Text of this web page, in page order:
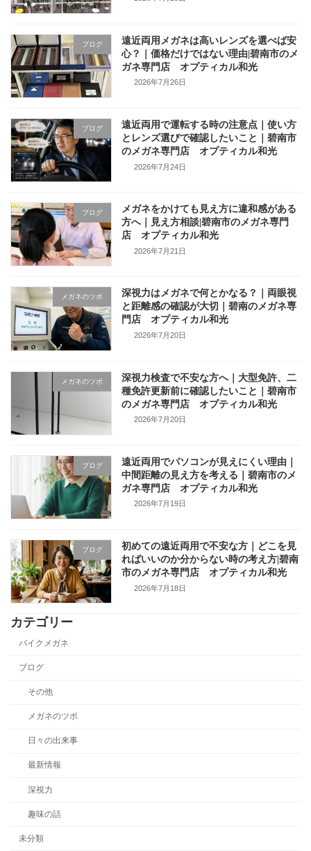
ブログ
遠近両用メガネは高いレンズを選べば安
心？｜価格だけではない理由|碧南市のメ
ガネ専門店 オプティカル和光
2026年7月26日
ブログ
遠近両用で運転する時の注意点｜使い方
とレンズ選びで確認したいこと｜碧南市
のメガネ専門店 オプティカル和光
2026年7月24日
ブログ
メガネをかけても見え方に違和感がある
方へ｜見え方相談|碧南市のメガネ専門
店 オプティカル和光
2026年7月21日
メガネのツボ
深視力はメガネで何とかなる？｜両眼視
と距離感の確認が大切｜碧南のメガネ専
門店 オプティカル和光
2026年7月20日
メガネのツボ
深視力検査で不安な方へ｜大型免許、二
種免許更新前に確認したいこと｜碧南市
のメガネ専門店 オプティカル和光
2026年7月20日
ブログ
遠近両用でパソコンが見えにくい理由｜
中間距離の見え方を考える｜碧南市のメ
ガネ専門店 オプティカル和光
2026年7月19日
ブログ
初めての遠近両用で不安な方｜どこを見
ればいいのか分からない時の考え方|碧南
市のメガネ専門店 オプティカル和光
2026年7月18日
カテゴリー
バイクメガネ
ブログ
その他
メガネのツボ
日々の出来事
最新情報
深視力
趣味の話
未分類